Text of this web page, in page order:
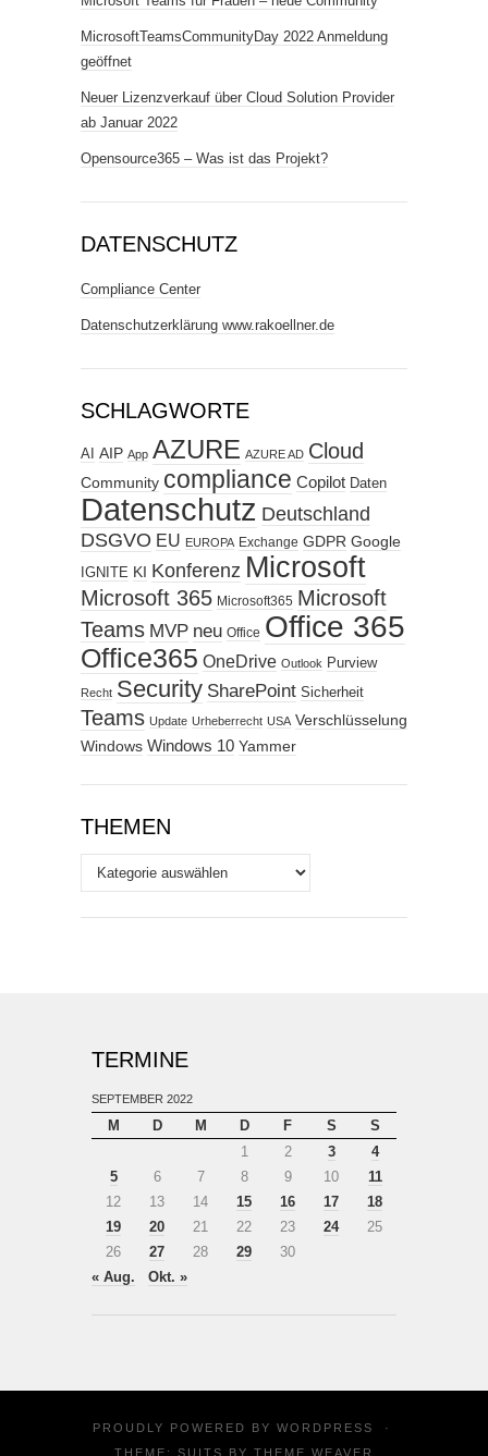
MicrosoftTeamsCommunityDay 2022 Anmeldung
geöffnet
Neuer Lizenzverkauf über Cloud Solution Provider
ab Januar 2022
Opensource365 – Was ist das Projekt?
DATENSCHUTZ
Compliance Center
Datenschutzerklärung www.rakoellner.de
SCHLAGWORTE
AI AIP App AZURE AZURE AD Cloud
Community compliance Copilot Daten
Datenschutz Deutschland
DSGVO EU EUROPA Exchange GDPR Google
IGNITE KI Konferenz Microsoft
Microsoft 365 Microsoft365 Microsoft
Teams MVP neu Office Office 365
Office365 OneDrive Outlook Purview
Recht Security SharePoint Sicherheit
Teams Update Urheberrecht USA Verschlüsselung
Windows Windows 10 Yammer
THEMEN
Themen
TERMINE
SEPTEMBER 2022
M D M D F S
S
1
2 3
4
5
6 7 8 9 10
11
12
13 14 15 16 17
18
19
20 21 22 23 24
25
26
27 28 29
30
« Aug.
Okt. »
PROUDLY POWERED BY WORDPRESS
·
THEME: SUITS BY THEME WEAVER